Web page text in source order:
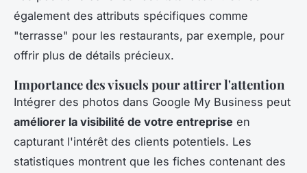
également des attributs spécifiques comme
"terrasse" pour les restaurants, par exemple, pour
offrir plus de détails précieux.
Importance des visuels pour attirer l'attention
Intégrer des photos dans Google My Business peut
améliorer la visibilité de votre entreprise en
capturant l'intérêt des clients potentiels. Les
statistiques montrent que les fiches contenant des